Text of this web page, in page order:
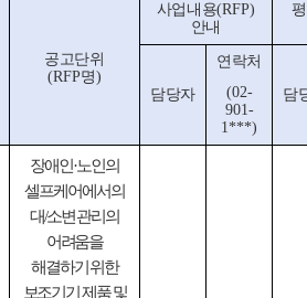
공고단위
(RFP명)
사업내용(RFP)
안내
담당자
연락처
(02-
901-
1***)
담
장애인·노인의
셀프케어에서의
대/소변 관리의
어려움을
해결하기 위한
보조기기 제품 및